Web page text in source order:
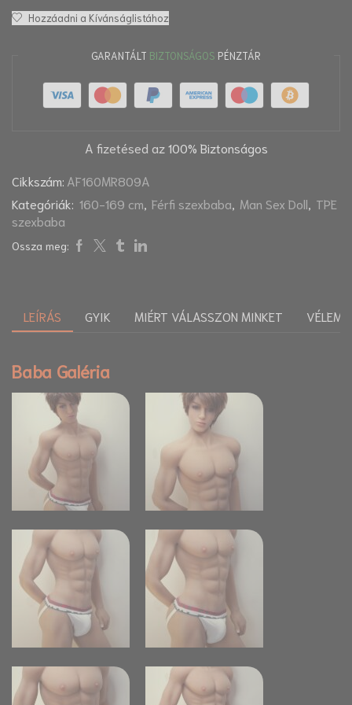
Hozzáadni a Kívánságlistához
GARANTÁLT BIZTONSÁGOS PÉNZTÁR
A fizetésed az100% Biztonságos
Cikkszám: AF160MR809A
Kategóriák: 160-169 cm Férfi szexbaba Man Sex Doll TPE
szexbaba
Ossza meg:
LEÍRÁS GYIK MIÉRT VÁLASSZON MINKET
Baba Galéria